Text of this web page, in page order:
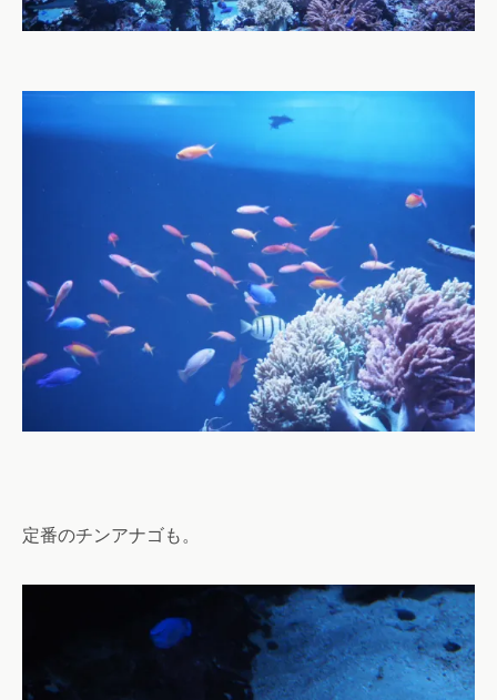
定番のチンアナゴも。